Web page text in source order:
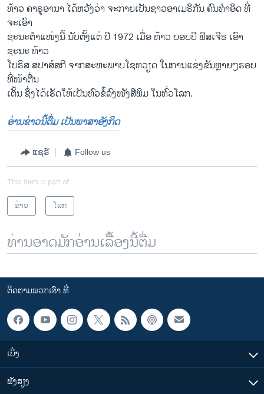
ທ້າວ ຄາຣູອານາ ໄດ້ຫວັງວ່າ ຈະກາຍເປັນຊາວອາເມຣິກັນ ຄົນທຳອິດ ທີ່
ຈະເອົາ
ຊະນະຕຳແໜ່ງນີ້ ນັບຕັ້ງແຕ່ ປີ 1972 ເມື່ອ ທ້າວ ບອບບີ ຟິສເຈີຣ ເອົາ
ຊະນະ ທ້າວ
ໂບຣິສ ສປາສ໌ສກີ ຈາກສະຫະພາບໂຊຫວຽດ ໃນການແຂ່ງຂັນຫຼາຍໆຮອບ
ທີ່ໜ້າຕື່ນ
ເຕັ້ນ ຊຶ່ງໄດ້ເຮັດໃຫ້ເປັນຫົວຂໍ້ລົງໜັງສືພິມ ໃນທົ່ວໂລກ.
ອ່ານຂ່າວນີ້ຕື່ມ ເປັນພາສາອັງກິດ
ແຊຣ໌ Follow us
This item is part of
ຂ່າວ
ໂລກ
ທ່ານອາດມັກອ່ານເລື້ອງນີ້ຕື່ມ
ຕິດຕາມພວກເຮົາ ທີ່
ເບິ່ງ
ຟັງສຽງ